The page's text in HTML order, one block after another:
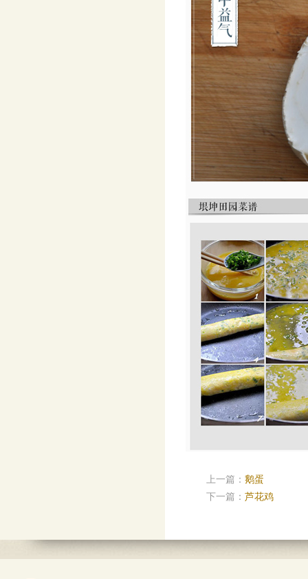
上一篇： 鹅蛋
下一篇： 芦花鸡